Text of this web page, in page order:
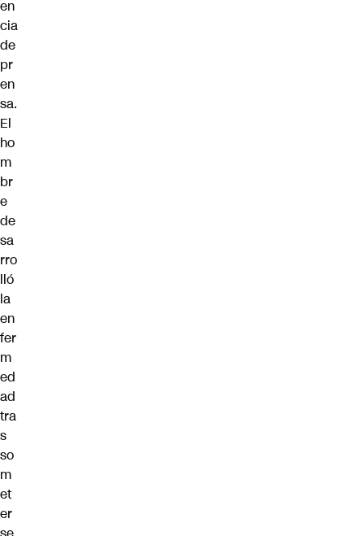
en
cia
de
pr
en
sa.
El
ho
m
br
e
de
sa
rro
lló
la
en
fer
m
ed
ad
tra
s
so
m
et
er